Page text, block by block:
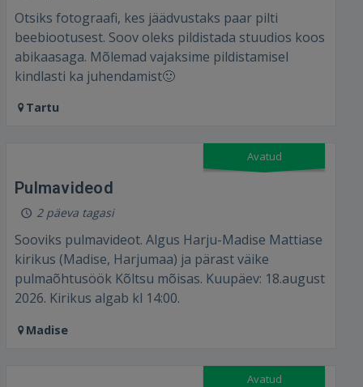
Otsiks fotograafi, kes jäädvustaks paar pilti
beebiootusest. Soov oleks pildistada stuudios koos
abikaasaga. Mõlemad vajaksime pildistamisel
kindlasti ka juhendamist🙂
Tartu
Avatud
Pulmavideod
2 päeva tagasi
Sooviks pulmavideot. Algus Harju-Madise Mattiase
kirikus (Madise, Harjumaa) ja pärast väike
pulmaõhtusöök Kõltsu mõisas. Kuupäev: 18.august
2026. Kirikus algab kl 14:00.
Madise
Avatud